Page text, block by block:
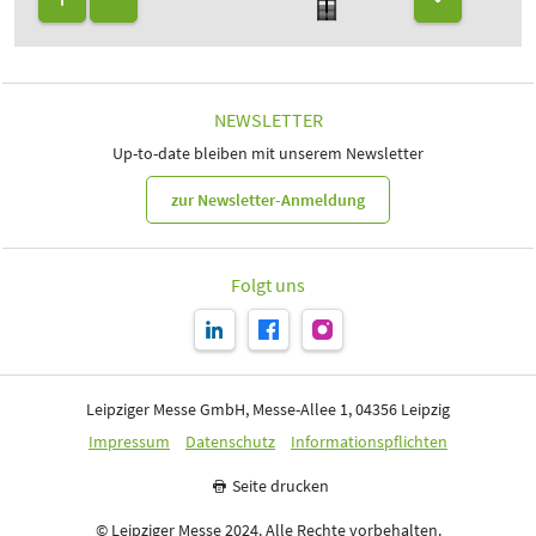
NEWSLETTER
Up-to-date bleiben mit unserem Newsletter
zur Newsletter-Anmeldung
Folgt uns
Leipziger Messe GmbH, Messe-Allee 1, 04356 Leipzig
Impressum
Datenschutz Informationspflichten
Seite drucken
© Leipziger Messe 2024. Alle Rechte vorbehalten.